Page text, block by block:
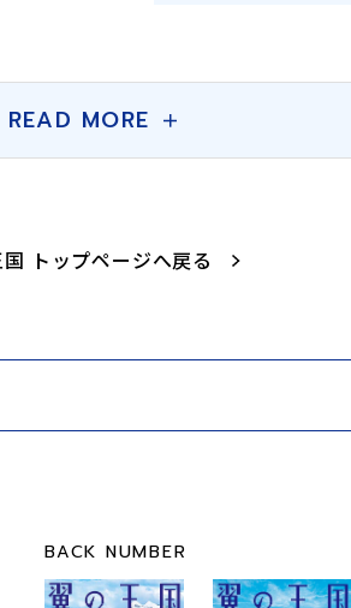
READ MORE
トップページへ戻る
BACK NUMBER